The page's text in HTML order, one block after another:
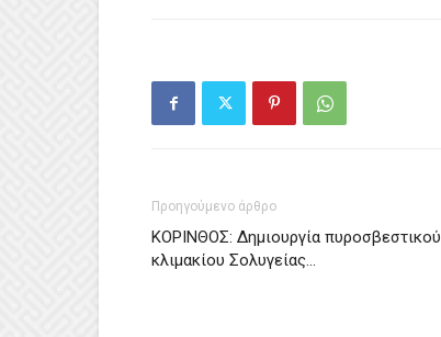
Προηγούμενο άρθρο
ΚΟΡΙΝΘΟΣ: Δημιουργία πυροσβεστικού
κλιμακίου Σολυγείας…